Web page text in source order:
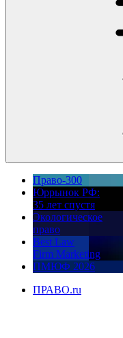
Право-300
Юррынок РФ:
35 лет спустя
Экологическое
право
Best Law
Firm Marketing
ПМЮФ 2026
ПРАВО.ru